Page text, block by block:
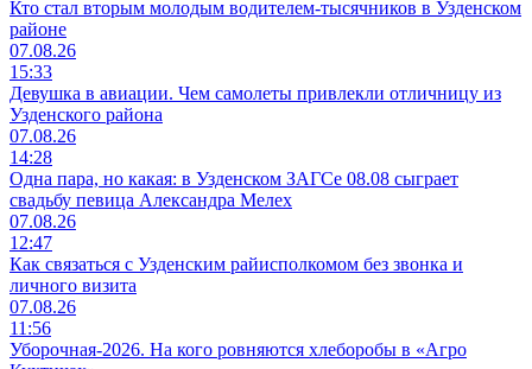
Кто стал вторым молодым водителем-тысячников в Узденском
районе
07.08.26
15:33
Девушка в авиации. Чем самолеты привлекли отличницу из
Узденского района
07.08.26
14:28
Одна пара, но какая: в Узденском ЗАГСе 08.08 сыграет
свадьбу певица Александра Мелех
07.08.26
12:47
Как связаться с Узденским райисполкомом без звонка и
личного визита
07.08.26
11:56
Уборочная-2026. На кого ровняются хлеборобы в «Агро